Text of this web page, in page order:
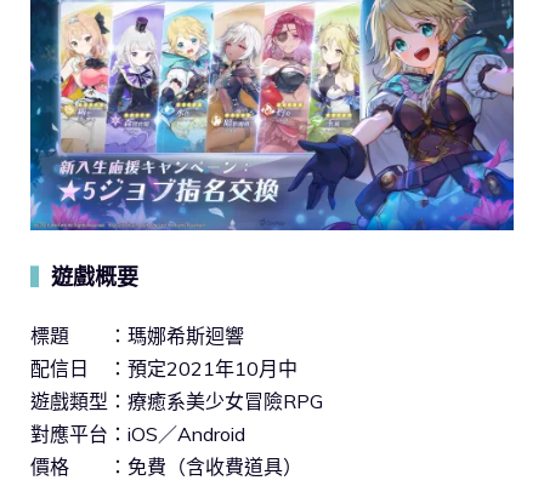
遊戲概要
標題 ：瑪娜希斯迴響
配信日 ：預定2021年10月中
遊戲類型：療癒系美少女冒險RPG
對應平台：iOS／Android
價格 ：免費（含收費道具）